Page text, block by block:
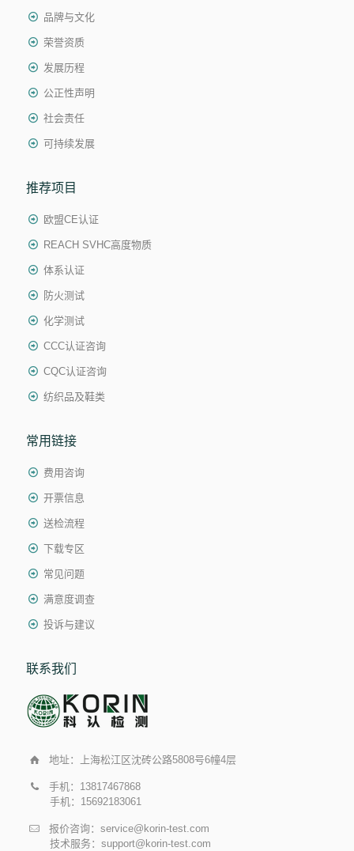
品牌与文化
荣誉资质
发展历程
公正性声明
社会责任
可持续发展
推荐项目
欧盟CE认证
REACH SVHC高度物质
体系认证
防火测试
化学测试
CCC认证咨询
CQC认证咨询
纺织品及鞋类
常用链接
费用咨询
开票信息
送检流程
下载专区
常见问题
满意度调查
投诉与建议
联系我们
地址：上海松江区沈砖公路5808号6幢4层
手机：13817467868
手机：15692183061
报价咨询：service@korin-test.com
技术服务：support@korin-test.com